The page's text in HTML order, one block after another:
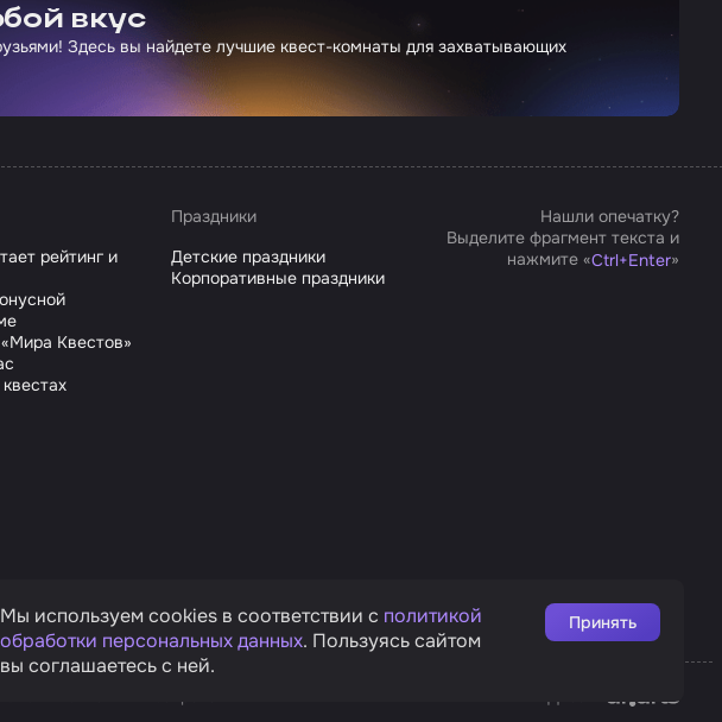
вкус
Здесь вы найдете лучшие квест-комнаты для захватывающих
рейтинг и
Квестов»
Праздники
Детские праздники
Корпоративные праздники
Нашли опечатку?
Выделите фрагмент текста и
нажмите «Ctrl+Enter»
9725168751
Мы используем cookies в соответствии с политикой
обработки персональных данных. Пользуясь сайтом
вы соглашаетесь с ней.
Принять